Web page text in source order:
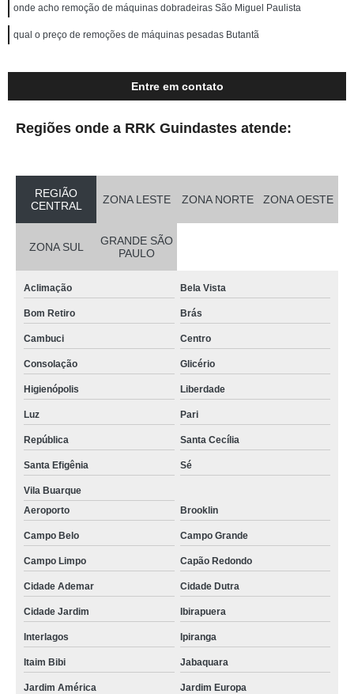
onde acho remoção de máquinas dobradeiras São Miguel Paulista
qual o preço de remoções de máquinas pesadas Butantã
Entre em contato
Regiões onde a RRK Guindastes atende:
REGIÃO
CENTRAL
ZONA LESTE ZONA NORTE ZONA OESTE
ZONA SUL
GRANDE SÃO
PAULO
Aclimação Bela Vista
Bom Retiro Brás
Cambuci Centro
Consolação Glicério
Higienópolis Liberdade
Luz Pari
República Santa Cecília
Santa Efigênia Sé
Vila Buarque
Aeroporto
Brooklin
Campo Belo Campo Grande
Campo Limpo Capão Redondo
Cidade Ademar Cidade Dutra
Cidade Jardim Ibirapuera
Interlagos Ipiranga
Itaim Bibi Jabaquara
Jardim América Jardim Europa